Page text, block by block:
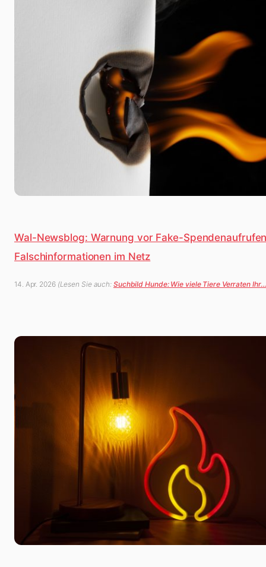
Wal-Newsblog: Warnung vor Fake-
Falschinformationen im Netz
14. Apr. 2026 (Lesen Sie auch: Suchbild Hunde: Wie viele Tiere Verraten Ihr…